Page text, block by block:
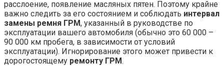
расслоение, появление масляных пятен. Поэтому крайне
важно следить за его состоянием и соблюдать интервал
замены ремня ГРМ, указанный в руководстве по
эксплуатации вашего автомобиля (обычно это 60 000 –
90 000 км пробега, в зависимости от условий
эксплуатации). Игнорирование этого может привести к
дорогостоящему ремонту ГРМ.